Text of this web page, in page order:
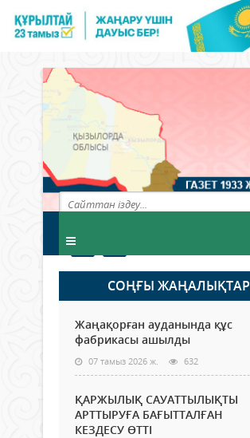
СОҢҒЫ ЖАҢАЛЫҚТАР
Жаңақорған ауданында құс
фабрикасы ашылды
07 тамыз 2026 ж. 632
ҚАРЖЫЛЫҚ САУАТТЫЛЫҚТЫ
АРТТЫРУҒА БАҒЫТТАЛҒАН
КЕЗДЕСУ ӨТТІ